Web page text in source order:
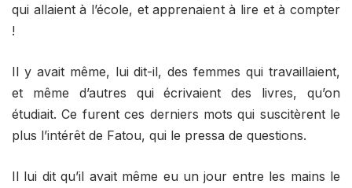
qui allaient à l’école, et apprenaient à lire et à compter
!
Il y avait même, lui dit-il, des femmes qui travaillaient,
et même d’autres qui écrivaient des livres, qu’on
étudiait. Ce furent ces derniers mots qui suscitèrent le
plus l’intérêt de Fatou, qui le pressa de questions.
Il lui dit qu’il avait même eu un jour entre les mains le